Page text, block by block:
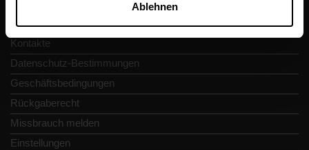
Ablehnen
Rezensionen
Kontakte
Datenschutz-Bestimmungen
Geschäftsbedingungen
Rückgaberecht
Missbrauch melden
Einstellungen